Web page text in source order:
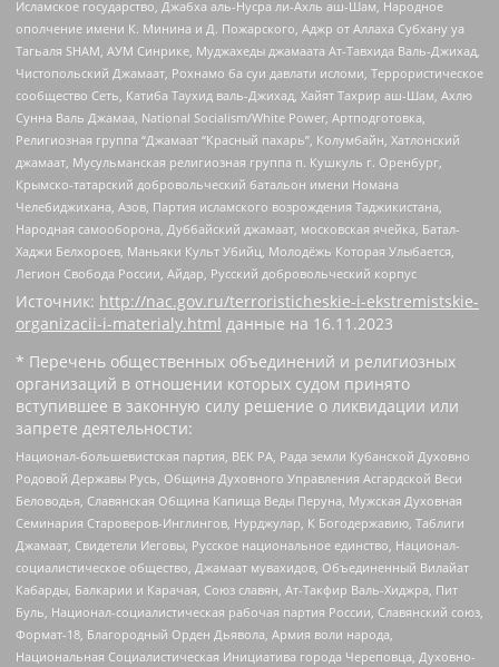
Исламское государство, Джабха аль-Нусра ли-Ахль аш-Шам, Народное
ополчение имени К. Минина и Д. Пожарского, Аджр от Аллаха Субхану уа
Тагьаля SHAM, АУМ Синрике, Муджахеды джамаата Ат-Тавхида Валь-Джихад,
Чистопольский Джамаат, Рохнамо ба суи давлати исломи, Террористическое
сообщество Сеть, Катиба Таухид валь-Джихад, Хайят Тахрир аш-Шам, Ахлю
Сунна Валь Джамаа, National Socialism/White Power, Артподготовка,
Религиозная группа “Джамаат “Красный пахарь”, Колумбайн, Хатлонский
джамаат, Мусульманская религиозная группа п. Кушкуль г. Оренбург,
Крымско-татарский добровольческий батальон имени Номана
Челебиджихана, Азов, Партия исламского возрождения Таджикистана,
Народная самооборона, Дуббайский джамаат, московская ячейка, Батал-
Хаджи Белхороев, Маньяки Культ Убийц, Молодёжь Которая Улыбается,
Легион Свобода России, Айдар, Русский добровольческий корпус
Источник: http://nac.gov.ru/terroristicheskie-i-ekstremistskie-
organizacii-i-materialy.html данные на 16.11.2023
* Перечень общественных объединений и религиозных
организаций в отношении которых судом принято
вступившее в законную силу решение о ликвидации или
запрете деятельности:
Национал-большевистская партия, ВЕК РА, Рада земли Кубанской Духовно
Родовой Державы Русь, Община Духовного Управления Асгардской Веси
Беловодья, Славянская Община Капища Веды Перуна, Мужская Духовная
Семинария Староверов-Инглингов, Нурджулар, К Богодержавию, Таблиги
Джамаат, Свидетели Иеговы, Русское национальное единство, Национал-
социалистическое общество, Джамаат мувахидов, Объединенный Вилайат
Кабарды, Балкарии и Карачая, Союз славян, Ат-Такфир Валь-Хиджра, Пит
Буль, Национал-социалистическая рабочая партия России, Славянский союз,
Формат-18, Благородный Орден Дьявола, Армия воли народа,
Национальная Социалистическая Инициатива города Череповца, Духовно-